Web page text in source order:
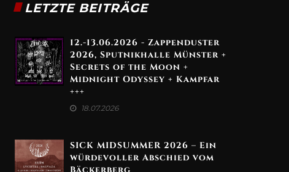
LETZTE BEITRÄGE
12.-13.06.2026 - Zappenduster
2026, Sputnikhalle Münster +
Secrets of the Moon +
Midnight Odyssey + Kampfar
+++
18.07.2026
SICK MIDSUMMER 2026 – Ein
würdevoller Abschied vom